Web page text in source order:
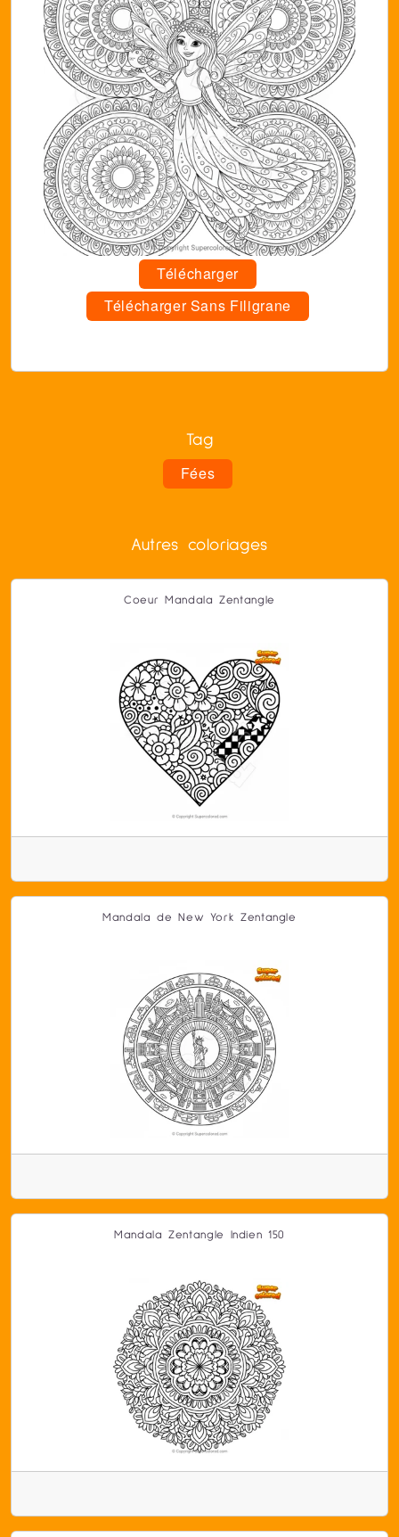
Télécharger
Télécharger Sans Filigrane
Tag
Fées
Autres coloriages
Coeur Mandala Zentangle
Mandala de New York Zentangle
Mandala Zentangle Indien 150